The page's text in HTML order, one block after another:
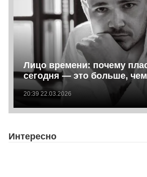
Лицо времени: почему
сегодня — это больше,
20:39 22.03.2026
Интересно